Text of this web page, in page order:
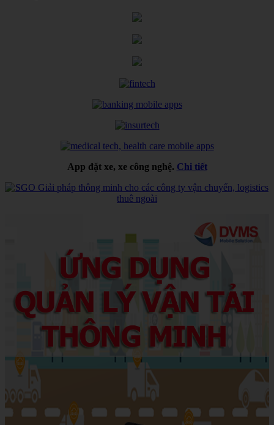
App đặt xe, xe công nghệ. Chi tiết